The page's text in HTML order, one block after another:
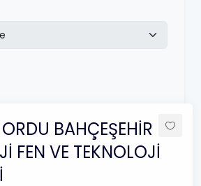
BAHÇEŞEHİR
FEN VE TEKNOLOJİ